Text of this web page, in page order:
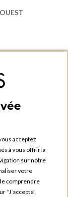
acceptez
à vous offrir la
sur notre
votre
comprendre
"J’accepte",